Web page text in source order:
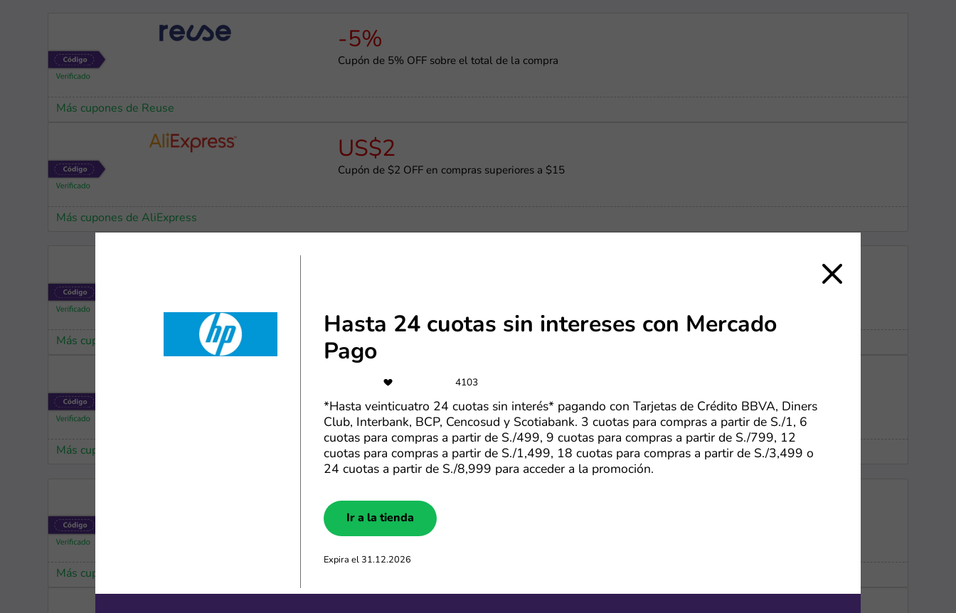
-5%
Cupón de 5% OFF sobre el total de la compra
Más cupones de Reuse
US$2
Cupón de $2 OFF en compras superiores a $15
Más cupones de AliExpress
Más cupones de Hiraoka
US$4
Cupón de $4 OFF en compras superiores a $30
Más cupones de AliExpress
-5%
Cupón de 5% de dscto. por compras mayores a S/7 mil
Más cupones de HP
Hasta 24 cuotas sin intereses con Mercado
Pago
4103
*Hasta veinticuatro 24 cuotas sin interés* pagando con Tarjetas de Crédito BBVA, Diners
Club, Interbank, BCP, Cencosud y Scotiabank. 3 cuotas para compras a partir de S./1, 6
cuotas para compras a partir de S./499, 9 cuotas para compras a partir de S./799, 12
cuotas para compras a partir de S./1,499, 18 cuotas para compras a partir de S./3,499 o
24 cuotas a partir de S./8,999 para acceder a la promoción.
Ir a la tienda
Expira el 31.12.2026